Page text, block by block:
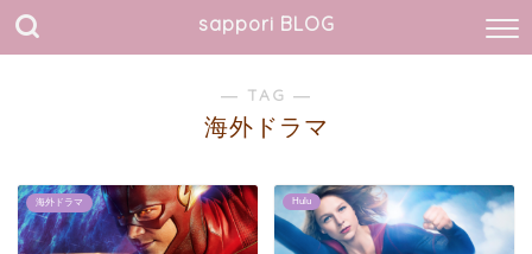
sappori BLOG
― TAG ―
海外ドラマ
海外ドラマ Hulu